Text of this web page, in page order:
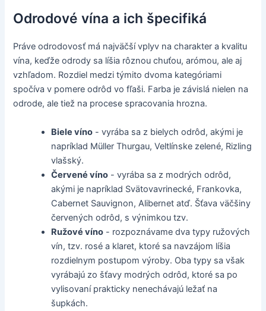
Odrodové vína a ich špecifiká
Práve odrodovosť má najväčší vplyv na charakter a kvalitu
vína, keďže odrody sa líšia rôznou chuťou, arómou, ale aj
vzhľadom. Rozdiel medzi týmito dvoma kategóriami
spočíva v pomere odrôd vo fľaši. Farba je závislá nielen na
odrode, ale tiež na procese spracovania hrozna.
Biele víno - vyrába sa z bielych odrôd, akými je
napríklad Müller Thurgau, Veltlínske zelené, Rizling
vlašský.
Červené víno - vyrába sa z modrých odrôd,
akými je napríklad Svätovavrinecké, Frankovka,
Cabernet Sauvignon, Alibernet atď. Šťava väčšiny
červených odrôd, s výnimkou tzv.
Ružové víno - rozpoznávame dva typy ružových
vín, tzv. rosé a klaret, ktoré sa navzájom líšia
rozdielnym postupom výroby. Oba typy sa však
vyrábajú zo šťavy modrých odrôd, ktoré sa po
vylisovaní prakticky nenechávajú ležať na
šupkách.